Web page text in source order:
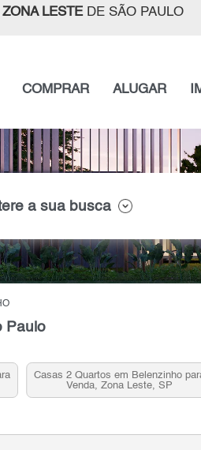
ZONA LESTEDE SÃO PAULO
COMPRAR ALUGAR
a sua busca
Paulo
Casas 2 Quartos em Belenzinho
Venda, Zona Leste, SP